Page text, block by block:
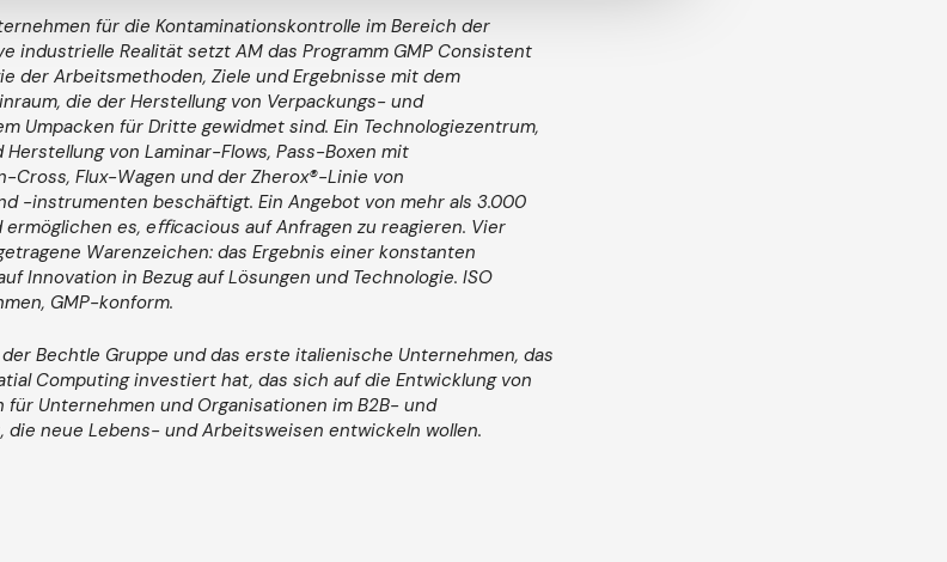
für die Kontaminationskontrolle im Bereich der
industrielle Realität setzt AM das Programm GMP Consistent
der Arbeitsmethoden, Ziele und Ergebnisse mit dem
die der Herstellung von Verpackungs- und
Umpacken für Dritte gewidmet sind. Ein Technologiezentrum,
von Laminar-Flows, Pass-Boxen mit
Cross, Flux-Wagen und der Zherox®-Linie von
-instrumenten beschäftigt. Ein Angebot von mehr als 3.000
es, eﬃcacious auf Anfragen zu reagieren. Vier
Warenzeichen: das Ergebnis einer konstanten
Innovation in Bezug auf Lösungen und Technologie. ISO
GMP-konform.
Bechtle Gruppe und das erste italienische Unternehmen, das
Computing investiert hat, das sich auf die Entwicklung von
für Unternehmen und Organisationen im B2B- und
neue Lebens- und Arbeitsweisen entwickeln wollen.